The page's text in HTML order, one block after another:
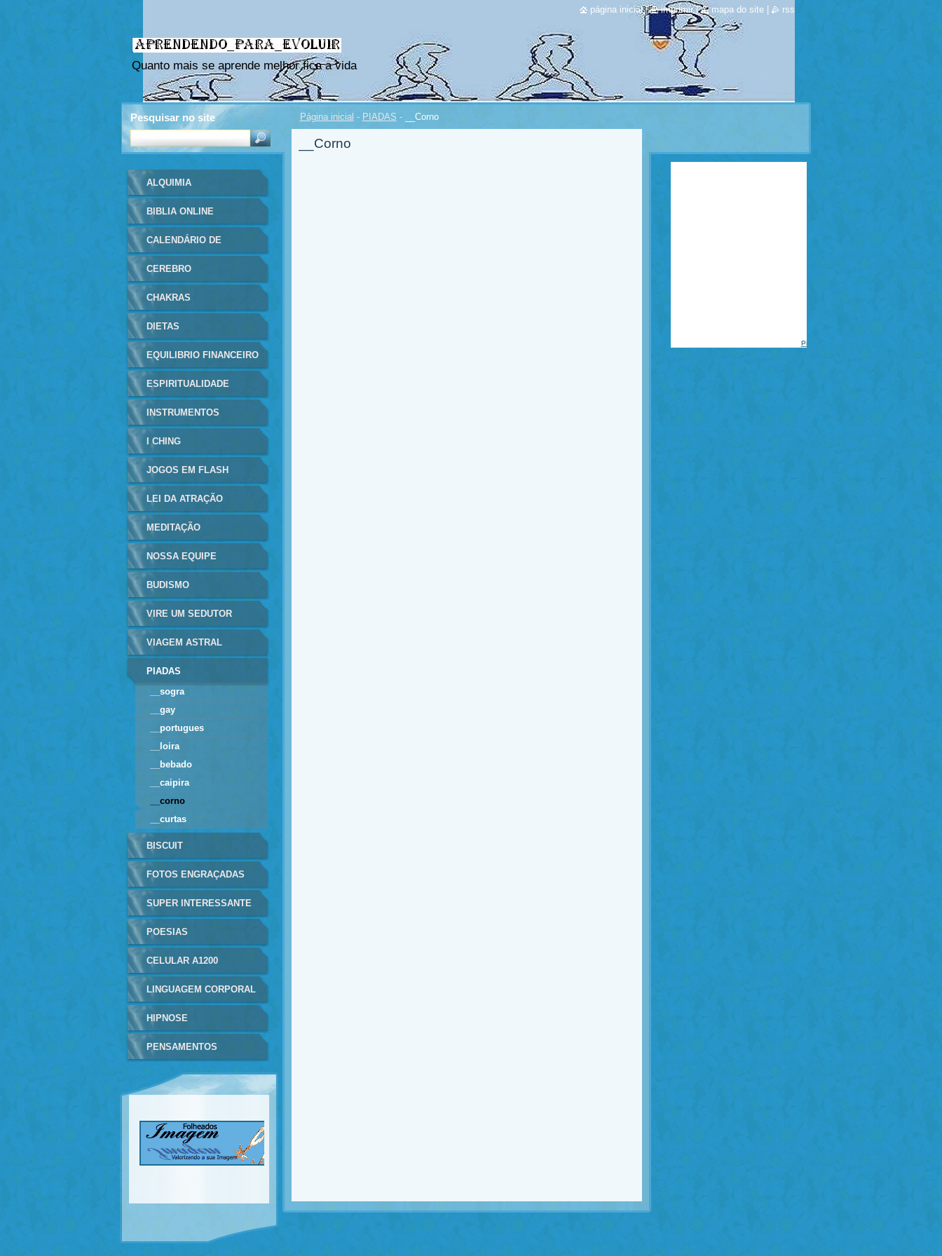
Quanto mais se aprende melhor fica a vida
Página inicial - PIADAS - __Corno
__Corno
ALQUIMIA
BIBLIA ONLINE
CALENDÁRIO DE
EVENTOS
CEREBRO
CHAKRAS
DIETAS
EQUILIBRIO FINANCEIRO
ESPIRITUALIDADE
INSTRUMENTOS
MUSICAIS
I CHING
JOGOS EM FLASH
LEI DA ATRAÇÃO
MEDITAÇÃO
NOSSA EQUIPE
BUDISMO
VIRE UM SEDUTOR
VIAGEM ASTRAL
PIADAS
__sogra
__gay
__portugues
__loira
__bebado
__caipira
__corno
__curtas
BISCUIT
FOTOS ENGRAÇADAS
SUPER INTERESSANTE
POESIAS
CELULAR A1200
LINGUAGEM CORPORAL
HIPNOSE
PENSAMENTOS
Piadas
Pesquisar no site
página inicial | imprimir | mapa do site rss